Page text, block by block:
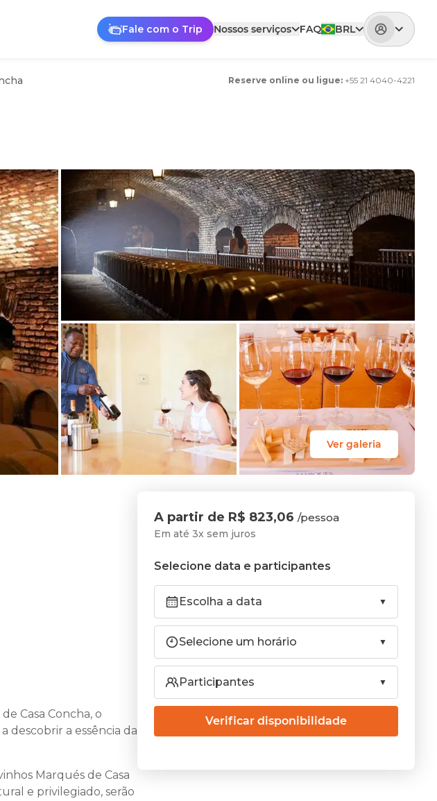
Fale com o Trip Nossos serviços FAQ BRL
Reserve online ou ligue: +55 21 4040-4221
Ver galeria
Casa Concha, o
descobrir a essência da
Marqués de Casa
e privilegiado, serão
A partir de R$ 823,06 /pessoa
Em até 3x sem juros
Selecione data e participantes
Escolha a data
Selecione um horário
Participantes
Verificar disponibilidade